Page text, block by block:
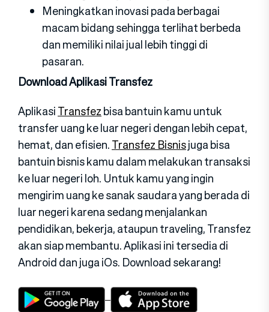
Meningkatkan inovasi pada berbagai
macam bidang sehingga terlihat berbeda
dan memiliki nilai jual lebih tinggi di
pasaran.
Download Aplikasi Transfez
AplikasiTransfezbisa bantuin kamu untuk
transfer uang ke luar negeri dengan lebih cepat,
hemat, dan efisien.Transfez Bisnisjuga bisa
bantuin bisnis kamu dalam melakukan transaksi
ke luar negeri loh. Untuk kamu yang ingin
mengirim uang ke sanak saudara yang berada di
luar negeri karena sedang menjalankan
pendidikan, bekerja, ataupun traveling, Transfez
akan siap membantu. Aplikasi ini tersedia di
Android dan juga iOs. Download sekarang!